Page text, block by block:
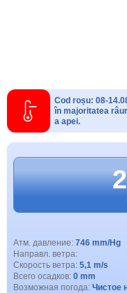
Cod roșu: 08-
în majoritatea
a apei.
Атм. давление: 746 mm/Hg
Направл. ветра:
Скорость ветра: 5,1 m/s
Всего осадков: 0 mm
Возможная погода: Чистое